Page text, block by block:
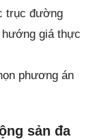
trục đường
giá thực
phương án
sản đa